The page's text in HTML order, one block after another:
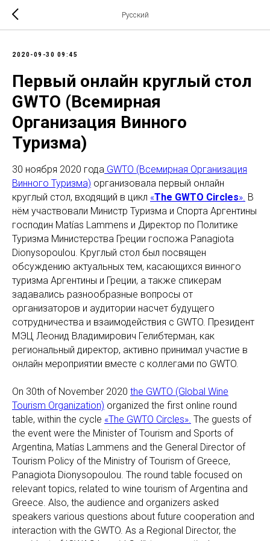
Русский
2020-09-30 09:45
Первый онлайн круглый стол
GWTO (Всемирная
Организация Винного
Туризма)
30 ноября 2020 года GWTO (Всемирная Организация
Винного Туризма) организовала первый онлайн
круглый стол, входящий в цикл «The GWTO Circles». В
нём участвовали Министр Туризма и Спорта Аргентины
господин Matías Lammens и Директор по Политике
Туризма Министерства Греции госпожа Panagiota
Dionysopoulou. Круглый стол был посвящен
обсуждению актуальных тем, касающихся винного
туризма Аргентины и Греции, а также спикерам
задавались разнообразные вопросы от
организаторов и аудитории насчет будущего
сотрудничества и взаимодействия с GWTO. Президент
МЭЦ Леонид Владимирович Гелибтерман, как
региональный директор, активно принимал участие в
онлайн мероприятии вместе с коллегами по GWTO.
On 30th of November 2020 the GWTO (Global Wine
Tourism Organization) organized the first online round
table, within the cycle «The GWTO Circles». The guests of
the event were the Minister of Tourism and Sports of
Argentina, Matías Lammens and the General Director of
Tourism Policy of the Ministry of Tourism of Greece,
Panagiota Dionysopoulou. The round table focused on
relevant topics, related to wine tourism of Argentina and
Greece. Also, the audience and organizers asked
speakers various questions about future cooperation and
interaction with the GWTO. As a Regional Director, the